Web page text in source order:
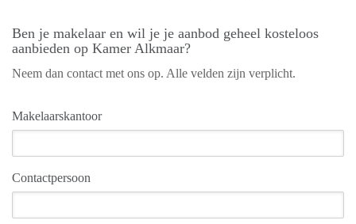
Ben je makelaar en wil je je aanbod geheel kosteloos
aanbieden op Kamer Alkmaar?
Neem dan contact met ons op. Alle velden zijn verplicht.
Makelaarskantoor
Contactpersoon